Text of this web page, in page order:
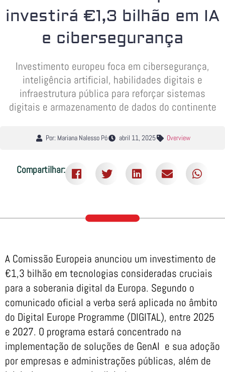
investirá €1,3 bilhão em IA
e cibersegurança
Investimento europeu foca em cibersegurança,
inteligência artificial, habilidades digitais e
infraestrutura pública para reforçar sistemas
digitais e armazenamento de dados do continente
Por: Mariana Nalesso Pó abril 11, 2025 Overview
Compartilhar:
A Comissão Europeia anunciou um investimento de
€1,3 bilhão em tecnologias consideradas cruciais
para a soberania digital da Europa. Segundo o
comunicado oficial a verba será aplicada no âmbito
do Digital Europe Programme (DIGITAL), entre 2025
e 2027. O programa estará concentrado na
implementação de soluções de GenAI e sua adoção
por empresas e administrações públicas, além de